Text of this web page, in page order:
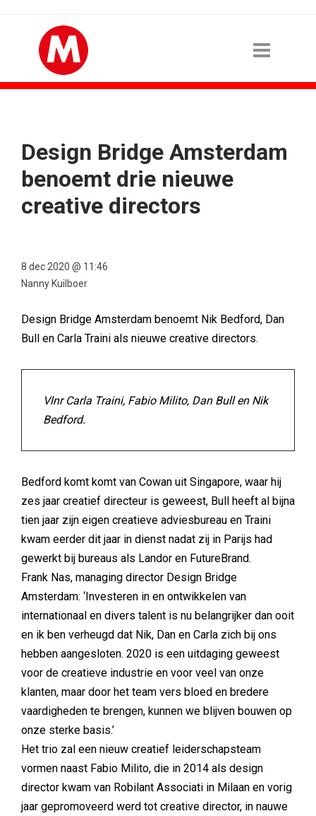
Design Bridge Amsterdam
benoemt drie nieuwe
creative directors
8 dec 2020 @ 11:46
Nanny Kuilboer
Design Bridge Amsterdam benoemt Nik Bedford, Dan
Bull en Carla Traini als nieuwe creative directors.
Vlnr Carla Traini, Fabio Milito, Dan Bull en Nik
Bedford.
Bedford komt komt van Cowan uit Singapore, waar hij
zes jaar creatief directeur is geweest, Bull heeft al bijna
tien jaar zijn eigen creatieve adviesbureau en Traini
kwam eerder dit jaar in dienst nadat zij in Parijs had
gewerkt bij bureaus als Landor en FutureBrand.
Frank Nas, managing director Design Bridge
Amsterdam: ‘Investeren in en ontwikkelen van
internationaal en divers talent is nu belangrijker dan ooit
en ik ben verheugd dat Nik, Dan en Carla zich bij ons
hebben aangesloten. 2020 is een uitdaging geweest
voor de creatieve industrie en voor veel van onze
klanten, maar door het team vers bloed en bredere
vaardigheden te brengen, kunnen we blijven bouwen op
onze sterke basis.’
Het trio zal een nieuw creatief leiderschapsteam
vormen naast Fabio Milito, die in 2014 als design
director kwam van Robilant Associati in Milaan en vorig
jaar gepromoveerd werd tot creative director, in nauwe